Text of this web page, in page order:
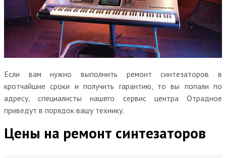
Если вам нужно выполнить ремонт синтезаторов в
кротчайшие сроки и получить гарантию, то вы попали по
адресу, специалисты нашего сервис центра Отрадное
приведут в порядок вашу технику.
Цены на ремонт синтезаторов